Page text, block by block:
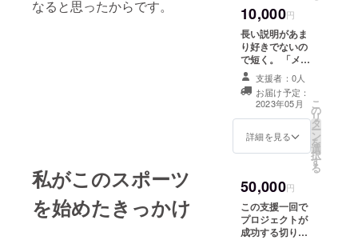
なると思ったからです。
私がこのスポーツ
を始めたきっかけ
い。参加費の免
除となります。
「支援金名簿」
に記入させて頂
きます」 掲載期
間 2023年5
月〜2024年5月
の1年間 掲載方
法 文字のみを
基本としていま
す。 「※支援
時、必ず備考欄
名前をご記入お
願いいたしま
す」 イベント時
に「支援金名
簿」を持参致し
10,000円
長い説明があま
り好きでないの
で短く。 「メー
ルにてお礼、開
催の様子の報
告、支援金名簿
の掲載、イベン
ト時の見学、参
加券5回分の配
布、 特別企画→
う」 ※参加券の
番号をメールに
てお伝えしま
す。イベント参
支援者：0人
お届け予定：
2023年05月
詳細を見る
こ
の
リ
タ
ー
ン
を
選
択
す
る
50,000円
この支援一回で
プロジェクトが
成功する切り札